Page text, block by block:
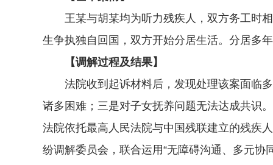
王某与胡某均为听力残疾人，双方务工时相
生争执独自回国，双方开始分居生活。分居多
【调解过程及结果】
法院收到起诉材料后，发现处理该案面临多
诸多困难；三是对子女抚养问题无法达成共识
法院依托最高人民法院与中国残联建立的残疾
纷调解委员会，联合运用“无障碍沟通、多元